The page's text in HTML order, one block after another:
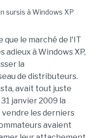
que le marché de l'IT
à Windows XP,
la
de distributeurs.
avait tout juste
janvier 2009 la
vendre les derniers
avaient